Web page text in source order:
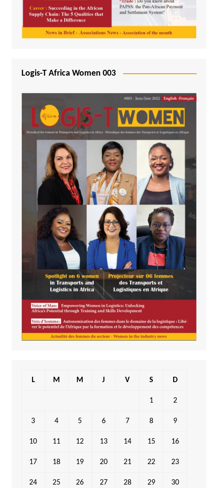
Logis-T Africa Women 003
L M M J V S D
1 2
3 4 5 6 7 8 9
10 11 12 13 14 15 16
17 18 19 20 21 22 23
24 25 26 27 28 29 30